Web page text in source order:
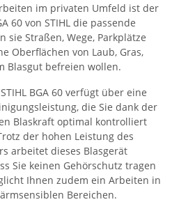
im privaten Umfeld ist der
60 von STIHL die passende
sie Straßen, Wege, Parkplätze
Oberflächen von Laub, Gras,
Blasgut befreien wollen.
BGA 60 verfügt über eine
die Sie dank der
Blaskraft optimal kontrolliert
der hohen Leistung des
arbeitet dieses Blasgerät
Sie keinen Gehörschutz tragen
Ihnen zudem ein Arbeiten in
Bereichen.